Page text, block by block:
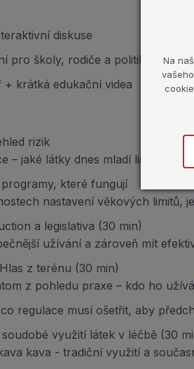
diskuse
pro školy, rodiče a politiky
krátká edukační videa
rizik
– jaké látky dnes mladí lidé
které fungují
nastavení věkových limitů,
a legislativa (30 min)
užívání a zároveň mít
z terénu (30 min)
z pohledu praxe – kdo ho
regulace musí ošetřit, aby
využití látek v léčbě (30
kava - tradiční využití a
Na